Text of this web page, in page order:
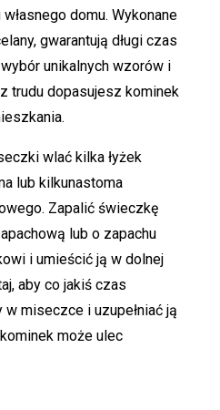
domu. Wykonane
gwarantują długi czas
unikalnych wzorów i
trudu dopasujesz kominek
wlać kilka łyżek
lub kilkunastoma
Zapalić świeczkę
lub o zapachu
i umieścić ją w dolnej
aby co jakiś czas
miseczce i uzupełniać ją
może ulec